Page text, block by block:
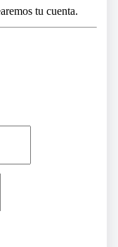
tu cuenta.